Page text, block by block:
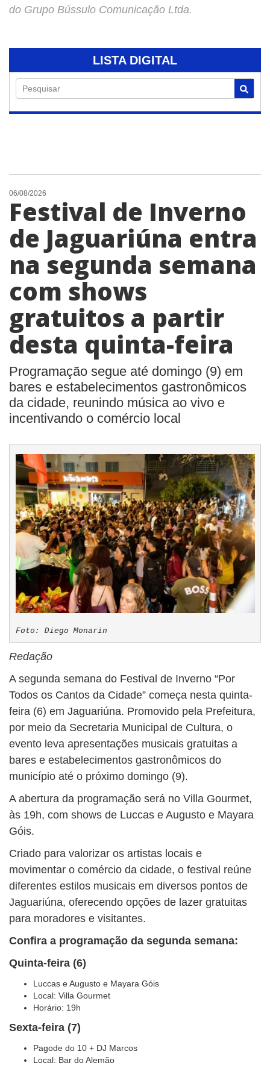
do Grupo Bússulo Comunicação Ltda.
LISTA DIGITAL
Pesquisar
06/08/2026
Festival de Inverno
de Jaguariúna entra
na segunda semana
com shows
gratuitos a partir
desta quinta-feira
Programação segue até domingo (9) em
bares e estabelecimentos gastronômicos
da cidade, reunindo música ao vivo e
incentivando o comércio local
Foto: Diego Monarin
Redação
A segunda semana do Festival de Inverno “Por
Todos os Cantos da Cidade” começa nesta quinta-
feira (6) em Jaguariúna. Promovido pela Prefeitura,
por meio da Secretaria Municipal de Cultura, o
evento leva apresentações musicais gratuitas a
bares e estabelecimentos gastronômicos do
município até o próximo domingo (9).
A abertura da programação será no Villa Gourmet,
às 19h, com shows de Luccas e Augusto e Mayara
Góis.
Criado para valorizar os artistas locais e
movimentar o comércio da cidade, o festival reúne
diferentes estilos musicais em diversos pontos de
Jaguariúna, oferecendo opções de lazer gratuitas
para moradores e visitantes.
Confira a programação da segunda semana:
Quinta-feira (6)
Luccas e Augusto e Mayara Góis
Local: Villa Gourmet
Horário: 19h
Sexta-feira (7)
Pagode do 10 + DJ Marcos
Local: Bar do Alemão